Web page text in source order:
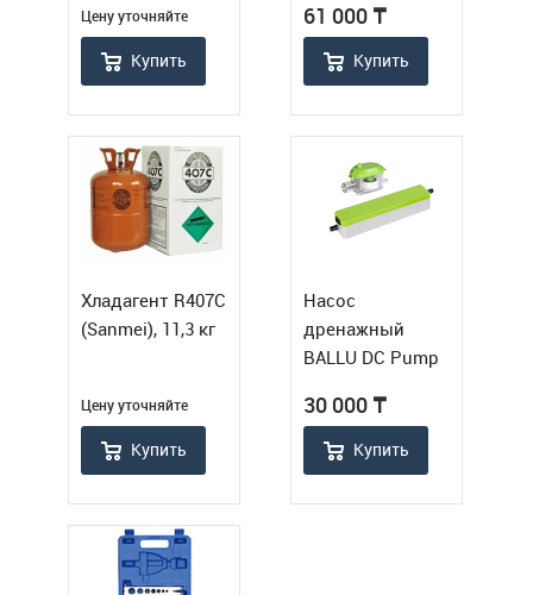
Цену уточняйте
Купить
61 000 ₸
Купить
Хладагент R407C
(Sanmei), 11,3 кг
Цену уточняйте
Купить
Насос
дренажный
BALLU DC Pump
л/ч)
30 000 ₸
Купить